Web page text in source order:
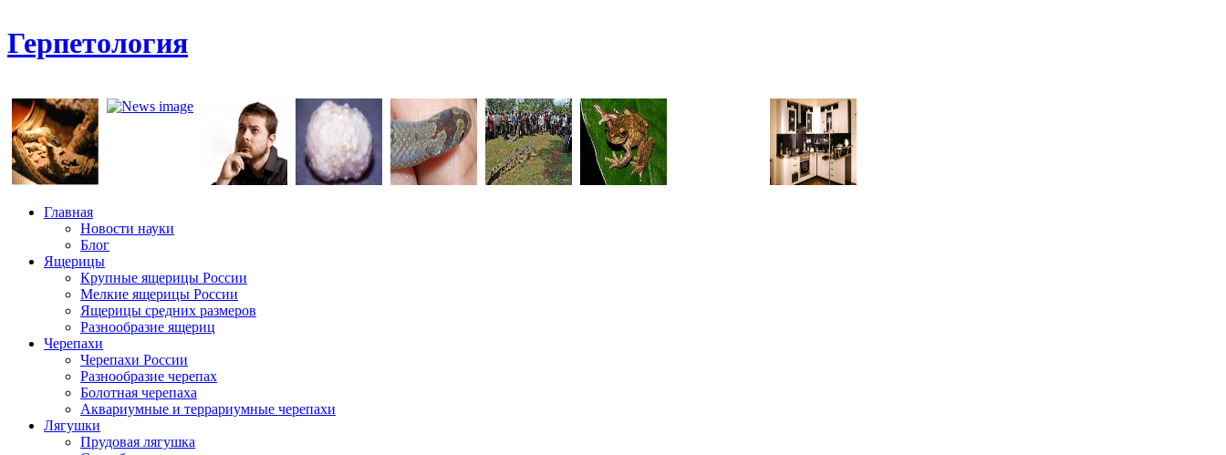
Герпетология
Главная
Новости науки
Блог
Ящерицы
Крупные ящерицы России
Мелкие ящерицы России
Ящерицы средних размеров
Разнообразие ящериц
Черепахи
Черепахи России
Разнообразие черепах
Болотная черепаха
Аквариумные и террариумные черепахи
Лягушки
Прудовая лягушка